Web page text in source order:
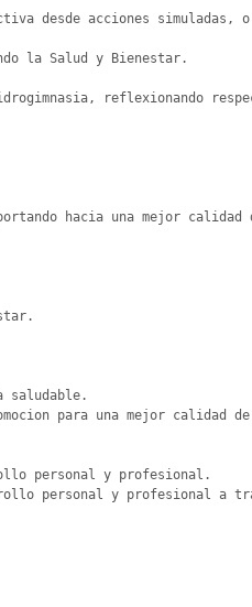
desde acciones simuladas, o
la Salud y Bienestar.
reflexionando
hacia una mejor calidad
saludable.
para una mejor calidad
personal y profesional.
personal y profesional a